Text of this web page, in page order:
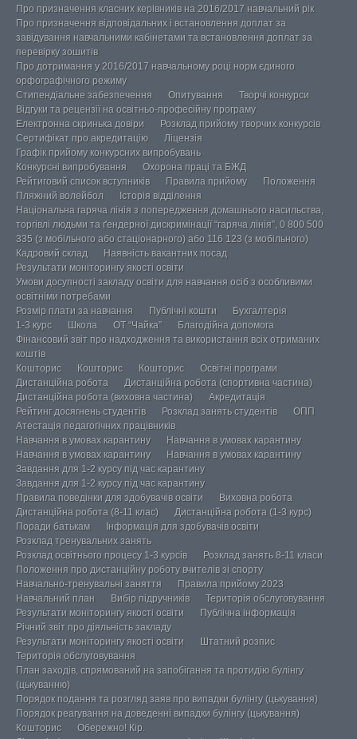
Про призначення класних керівників на 2016/2017 навчальний рік
Про призначення відповідальних і встановлення доплат за
завідування навчальними кабінетами та встановлення доплат за
перевірку зошитів
Про дотримання у 2016/2017 навчальному році норм єдиного
орфографічного режиму
Стипендіальне забезпечення
Опитування
Творчі конкурси
Відгуки та рецензії на освітньо-професійну програму
Електронна скринька довіри
Розклад прийому творчих конкурсів
Сертифікат про акредитацію
Ліцензія
Графік прийому конкурсних випробувань
Конкурсні випробування
Охорона праці та БЖД
Рейтиговий список вступників
Правила прийому
Положення
Пляжний волейбол
Історія відділення
Національна гаряча лінія з попередження домашнього насильства,
торгівлі людьми та ґендерної дискримінації “гаряча лінія”, 0 800 500
335 (з мобільного або стаціонарного) або 116 123 (з мобільного)
Кадровий склад
Наявність вакантних посад
Результати моніторингу якості освіти
Умови досупності закладу освіти для навчання осіб з особливими
освітніми потребами
Розмір плати за навчання
Публічні кошти
Бухгалтерія
1-3 курс
Школа ОТ “Чайка”
Благодійна допомога
Фінансовий звіт про надходження та використання всіх отриманих
коштів
Кошторис
Кошторис Кошторис
Освітні програми
Дистанційна робота
Дистанційна робота (спортивна частина)
Дистанційна робота (виховна частина)
Акредитація
Рейтинг досягнень студентів
Розклад занять студентів
ОПП
Атестація педагогічних працівників
Навчання в умовах карантину
Навчання в умовах карантину
Навчання в умовах карантину
Навчання в умовах карантину
Завдання для 1-2 курсу під час карантину
Завдання для 1-2 курсу під час карантину
Правила поведінки для здобувачів освіти
Виховна робота
Дистанційна робота (8-11 клас)
Дистанційна робота (1-3 курс)
Поради батькам
Інформація для здобувачів освіти
Розклад тренувальних занять
Розклад освітнього процесу 1-3 курсів
Розклад занять 8-11 класи
Положення про дистанційну роботу вчителів зі спорту
Навчально-тренувальні заняття
Правила прийому 2023
Навчальний план
Вибір підручників
Територія обслуговування
Результати моніторингу якості освіти
Публічна інформація
Річний звіт про діяльність закладу
Результати моніторингу якості освіти
Штатний розпис
Територія обслуговування
План заходів, спрямований на запобігання та протидію булінгу
(цькуванню)
Порядок подання та розгляд заяв про випадки булінгу (цькування)
Порядок реагування на доведенні випадки булінгу (цькування)
Кошторис
Обережно! Кір.